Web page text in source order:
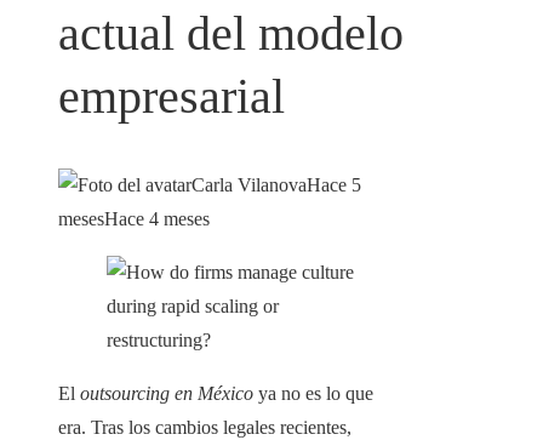
actual del modelo
empresarial
Carla VilanovaHace 5
mesesHace 4 meses
El outsourcing en México ya no es lo que
era. Tras los cambios legales recientes,